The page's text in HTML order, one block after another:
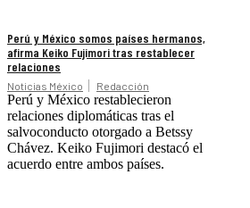
Perú y México somos países hermanos,
afirma Keiko Fujimori tras restablecer
relaciones
Noticias México Redacción
Perú y México restablecieron
relaciones diplomáticas tras el
salvoconducto otorgado a Betssy
Chávez. Keiko Fujimori destacó el
acuerdo entre ambos países.